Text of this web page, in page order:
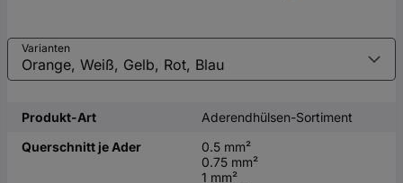
Varianten
Produkt-Art
Aderendhülsen-Sortiment
Querschnitt je Ader
0.5 mm²
0.75 mm²
1 mm²